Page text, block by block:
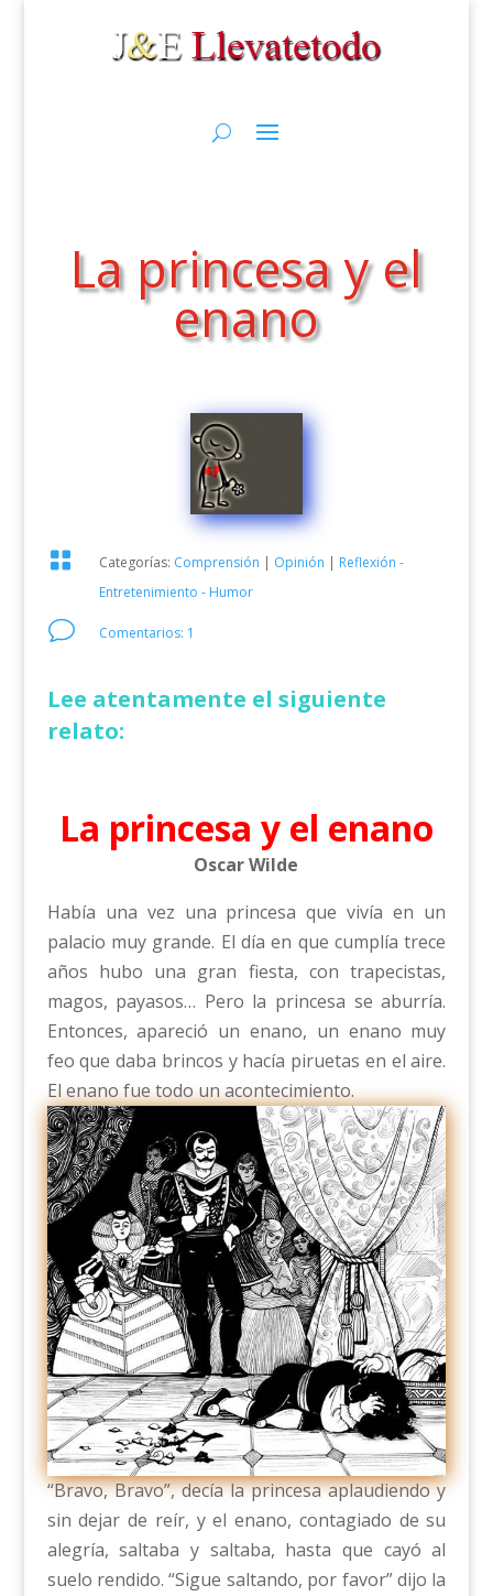
La princesa y el
enano
 Categorías: Comprensión | Opinión | Reflexión -
Entretenimiento - Humor
v Comentarios: 1
Lee atentamente el siguiente
relato:
La princesa y el enano
Oscar Wilde
Había una vez una princesa que vivía en un
palacio muy grande. El día en que cumplía trece
años hubo una gran fiesta, con trapecistas,
magos, payasos… Pero la princesa se aburría.
Entonces, apareció un enano, un enano muy
feo que daba brincos y hacía piruetas en el aire.
El enano fue todo un acontecimiento.
“Bravo, Bravo”, decía la princesa aplaudiendo y
sin dejar de reír, y el enano, contagiado de su
alegría, saltaba y saltaba, hasta que cayó al
suelo rendido. “Sigue saltando, por favor” dijo la